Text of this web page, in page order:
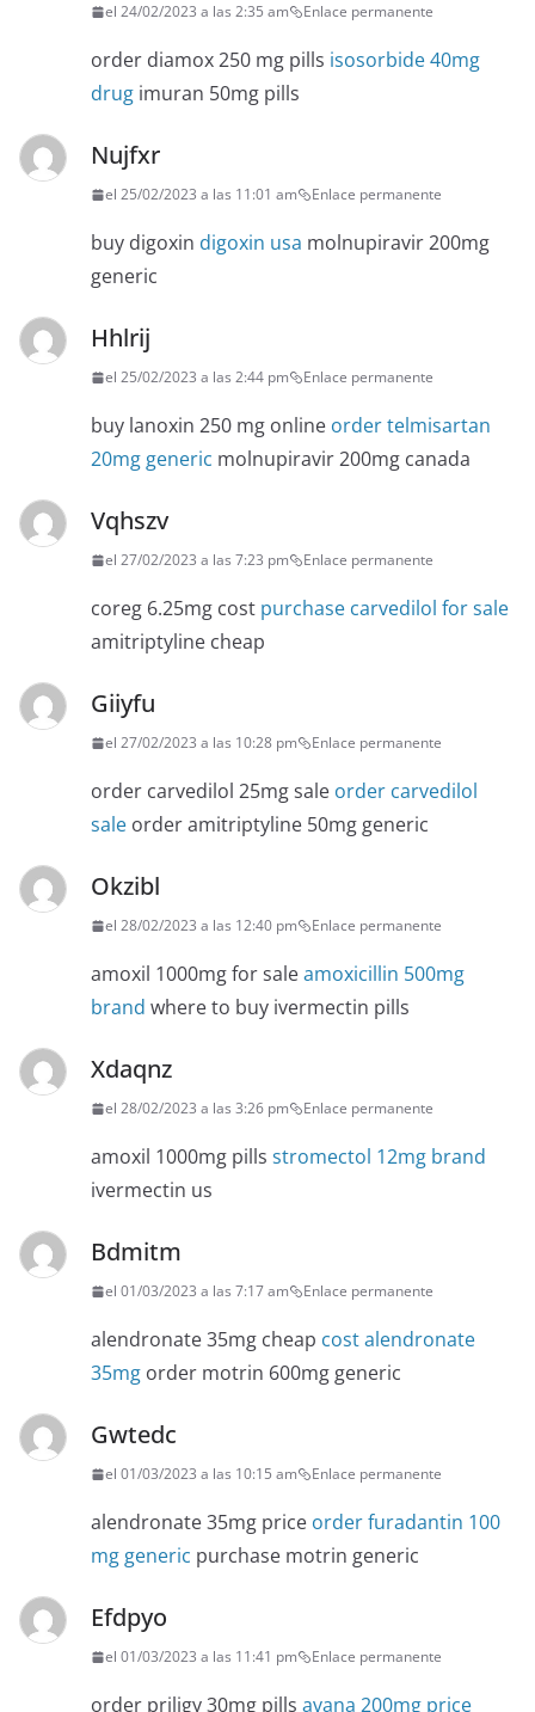
el 24/02/2023 a las 2:35 am Enlace permanente
order diamox 250 mg pills isosorbide 40mg
drug imuran 50mg pills
Nujfxr
el 25/02/2023 a las 11:01 am Enlace permanente
buy digoxin digoxin usa molnupiravir 200mg
generic
Hhlrij
el 25/02/2023 a las 2:44 pm Enlace permanente
buy lanoxin 250 mg online order telmisartan
20mg generic molnupiravir 200mg canada
Vqhszv
el 27/02/2023 a las 7:23 pm Enlace permanente
coreg 6.25mg cost purchase carvedilol for sale
amitriptyline cheap
Giiyfu
el 27/02/2023 a las 10:28 pm Enlace permanente
order carvedilol 25mg sale order carvedilol
sale order amitriptyline 50mg generic
Okzibl
el 28/02/2023 a las 12:40 pm Enlace permanente
amoxil 1000mg for saleamoxicillin 500mg
brand where to buy ivermectin pills
Xdaqnz
el 28/02/2023 a las 3:26 pm Enlace permanente
amoxil 1000mg pills stromectol 12mg brand
ivermectin us
Bdmitm
el 01/03/2023 a las 7:17 am Enlace permanente
alendronate 35mg cheap cost alendronate
35mg order motrin 600mg generic
Gwtedc
el 01/03/2023 a las 10:15 am Enlace permanente
alendronate 35mg price order furadantin 100
mg generic purchase motrin generic
Efdpyo
el 01/03/2023 a las 11:41 pm Enlace permanente
order priligy 30mg pills avana 200mg price